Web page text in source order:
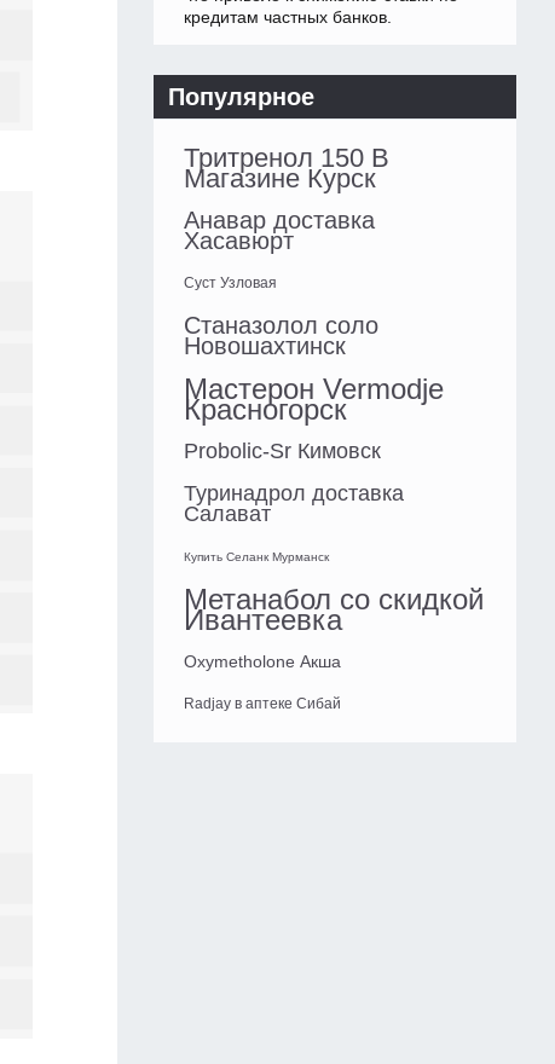
кредитам частных банков.
Популярное
Тритренол 150 В
Магазине Курск
Анавар доставка
Хасавюрт
Суст Узловая
Станазолол соло
Новошахтинск
Мастерон Vermodje
Красногорск
Probolic-Sr Кимовск
Туринадрол доставка
Салават
Купить Селанк Мурманск
Метанабол со скидкой
Ивантеевка
Oxymetholone Акша
Radjay в аптеке Сибай